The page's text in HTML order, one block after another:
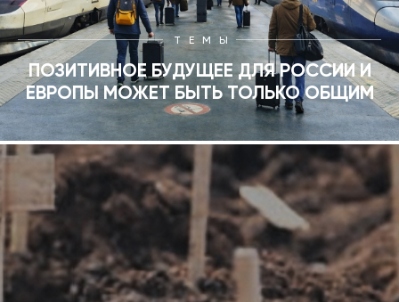
ТЕМЫ
ПОЗИТИВНОЕ БУДУЩЕЕ ДЛЯ РОССИИ И
ЕВРОПЫ МОЖЕТ БЫТЬ ТОЛЬКО ОБЩИМ